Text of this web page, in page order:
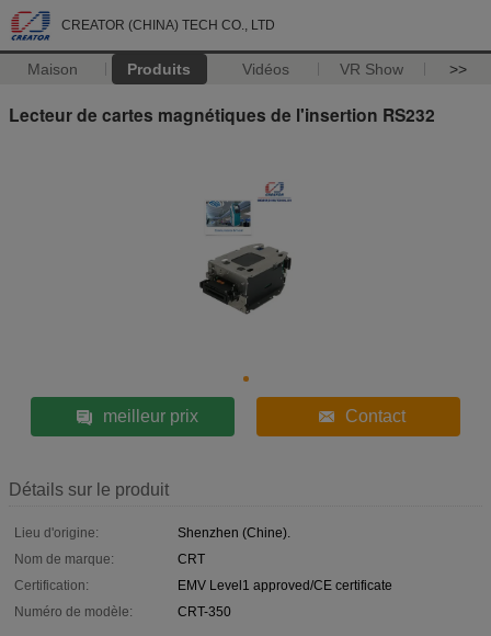
CREATOR (CHINA) TECH CO., LTD
Maison Produits Vidéos VR Show >>
Lecteur de cartes magnétiques de l'insertion RS232
meilleur prix Contact
Détails sur le produit
Lieu d'origine:
Shenzhen (Chine).
Nom de marque:
CRT
Certification:
EMV Level1 approved/CE certificate
Numéro de modèle:
CRT-350